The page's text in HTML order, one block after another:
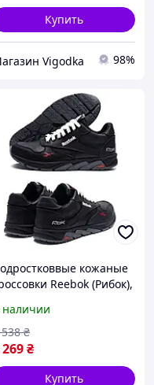
Купить
Vigodka 98%
кожаные
Reebok (Рибок),
кеды. Мужская
наличии
₴
₴
Купить